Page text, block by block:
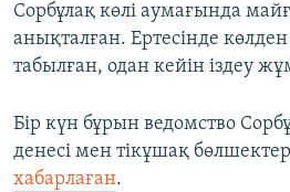
Сорбұлақ көлі аумағында
анықталған. Ертесінде
табылған, одан кейін іздеу
Бір күн бұрын ведомство
денесі мен тікұшақ
хабарлаған.